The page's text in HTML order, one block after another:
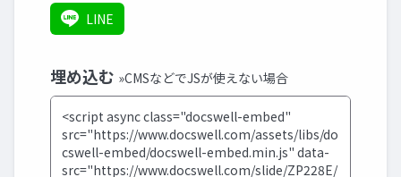
LINE
埋め込む »CMSなどでJSが使えない場合